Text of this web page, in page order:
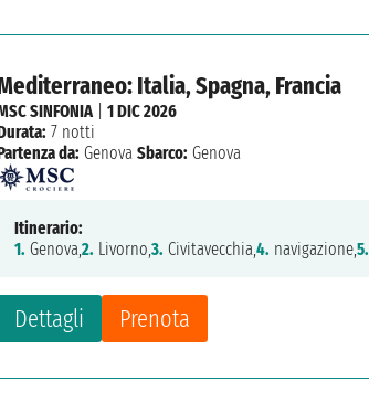
Italia, Spagna, Francia
Dettagli Prenota
SINFONIA|1 DIC 2026
7 notti
da: Genova Sbarco: Genova
Itinerario:
1. Genova,2. Livorno,3. Civitavecchia,4. navigazione,5.